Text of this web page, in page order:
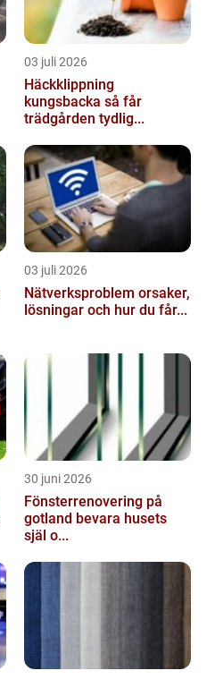
03 juli 2026
Häckklippning
kungsbacka så får
trädgården tydlig...
03 juli 2026
Nätverksproblem orsaker,
lösningar och hur du får...
30 juni 2026
Fönsterrenovering på
gotland bevara husets
själ o...